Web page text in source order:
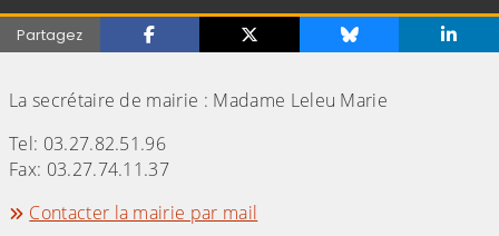
Partagez
La secrétaire de mairie : Madame Leleu Marie
Tel: 03.27.82.51.96
Fax: 03.27.74.11.37
Contacter la mairie par mail